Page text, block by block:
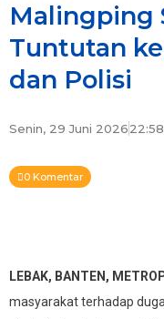
Malingping
Tuntutan
dan Polisi
Senin, 29 Juni 202622:58
0 Komentar
LEBAK, BANTEN,
masyarakat terhadap